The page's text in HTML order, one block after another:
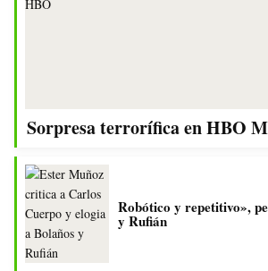
Sorpresa terrorífica en HBO
Robótico y repetitivo»,
y Rufián